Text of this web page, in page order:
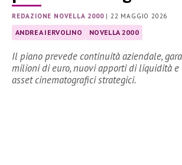
REDAZIONE NOVELLA 2000|22 MAGGIO 2026
ANDREA IERVOLINO NOVELLA 2000
Il piano prevede continuità aziendale,
milioni di euro, nuovi apporti di liquidità
asset cinematografici strategici.